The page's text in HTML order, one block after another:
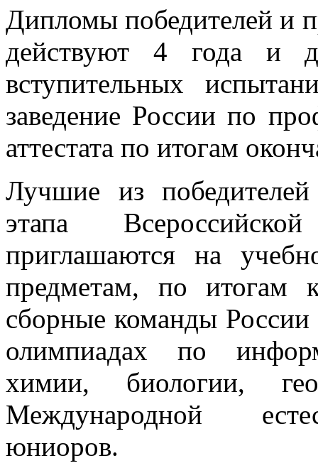
Дипломы победителей и
действуют 4 года и
вступительных
заведение России по
аттестата по итогам
Лучшие из
этапа
приглашаются на
предметам, по итогам
сборные команды
олимпиадах по
химии, биологии,
Международной
юниоров.